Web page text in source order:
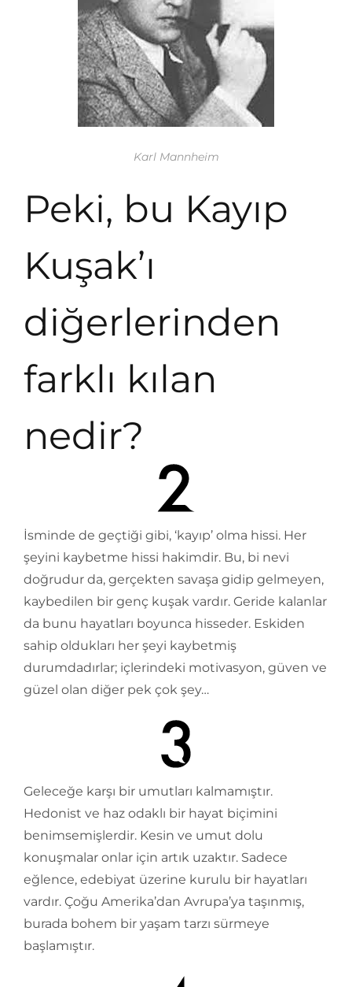
Karl Mannheim
Peki, bu Kayıp
Kuşak’ı
diğerlerinden
farklı kılan
nedir?
İsminde de geçtiği gibi, ‘kayıp’ olma hissi. Her
şeyini kaybetme hissi hakimdir. Bu, bi nevi
doğrudur da, gerçekten savaşa gidip gelmeyen,
kaybedilen bir genç kuşak vardır. Geride kalanlar
da bunu hayatları boyunca hisseder. Eskiden
sahip oldukları her şeyi kaybetmiş
durumdadırlar; içlerindeki motivasyon, güven ve
güzel olan diğer pek çok şey…
Geleceğe karşı bir umutları kalmamıştır.
Hedonist ve haz odaklı bir hayat biçimini
benimsemişlerdir. Kesin ve umut dolu
konuşmalar onlar için artık uzaktır. Sadece
eğlence, edebiyat üzerine kurulu bir hayatları
vardır. Çoğu Amerika’dan Avrupa’ya taşınmış,
burada bohem bir yaşam tarzı sürmeye
başlamıştır.